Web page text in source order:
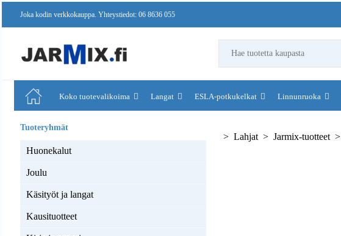
Joka kodin verkkokauppa. Yhteystiedot: 06 8636 055
Koko tuotevalikoima Langat ESLA-potkukelkat Linnunruoka
Huonekalut
Joulu
Käsityöt ja langat
Kausituotteet
Lahjat Jarmix-tuotteet